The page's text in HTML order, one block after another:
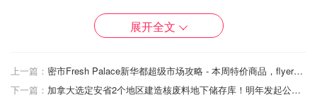
展开全文
上一篇：
密市Fresh Palace新华都超级市场攻略 - 本周特价商品，flyer优惠盘点
下一篇：
加拿大选定安省2个地区建造核废料地下储存库！明年发起公投，反对声音不绝！